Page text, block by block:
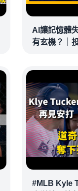
AI讓記憶體
有玄機？｜
#MLB Kyle